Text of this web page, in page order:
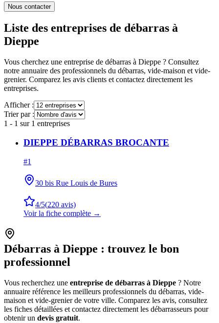
Nous contacter
Liste des entreprises de débarras à
Dieppe
Vous cherchez une entreprise de débarras à Dieppe ? Consultez
notre annuaire des professionnels du débarras, vide-maison et vide-
grenier. Comparez les avis clients et contactez directement les
entreprises.
Afficher :
Trier par :
1 - 1 sur 1 entreprises
DIEPPE DÉBARRAS BROCANTE
#1
30 bis Rue Louis de Bures
4/5(220 avis)
Voir la fiche complète →
Débarras à Dieppe : trouvez le bon
professionnel
Vous recherchez une entreprise de débarras à Dieppe ? Notre
annuaire référence les meilleurs professionnels du débarras, vide-
maison et vide-grenier de votre ville. Comparez les avis, consultez
les fiches détaillées et contactez directement les débarrasseurs pour
obtenir un devis gratuit.